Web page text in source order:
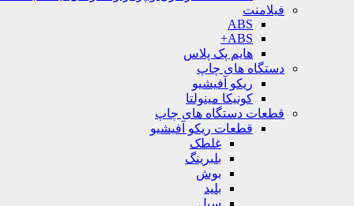
فیلامنت
ABS
ABS+
هایم پک پلاس
دستگاه های چاپ
ریکو آفیشیو
کونیکا مینولتا
قطعات دستگاه های چاپ
قطعات ریکو آفیشیو
غلطک
بلبرینگ
بوش
بلید
سیل